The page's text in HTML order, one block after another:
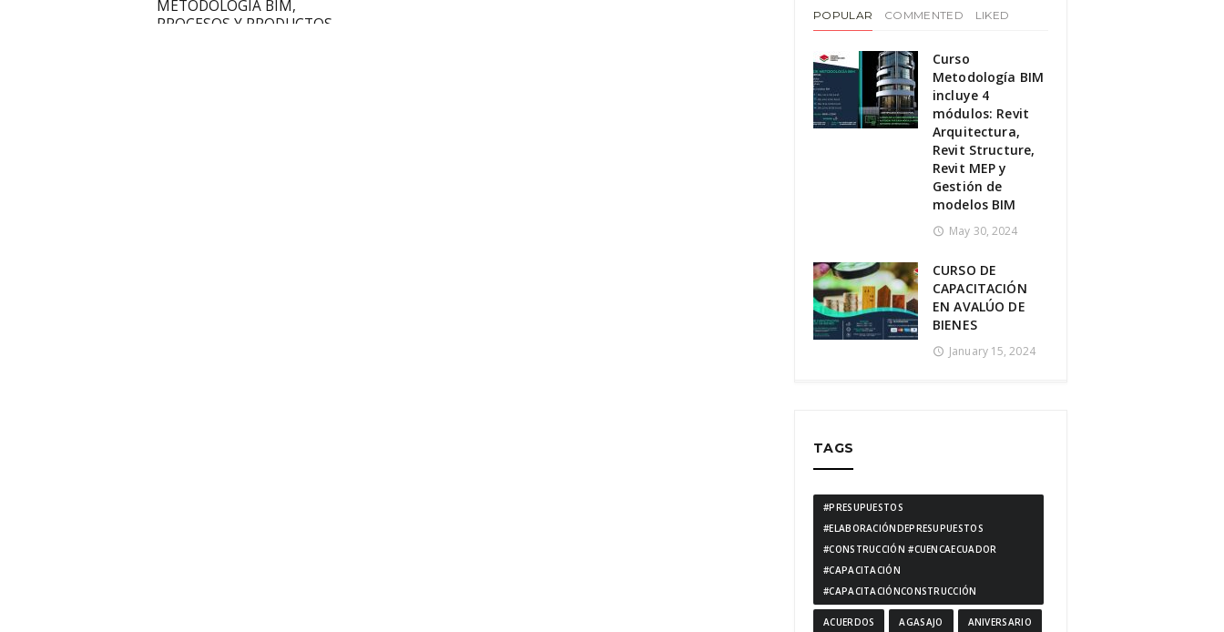
METODOLOGÍA BIM,
PROCESOS Y PRODUCTOS
POPULAR COMMENTED LIKED
Curso
Metodología BIM
incluye 4
módulos: Revit
Arquitectura,
Revit Structure,
Revit MEP y
Gestión de
modelos BIM
May 30, 2024
CURSO DE
CAPACITACIÓN
EN AVALÚO DE
BIENES
January 15, 2024
TAGS
#PRESUPUESTOS
#ELABORACIÓNDEPRESUPUESTOS
#CONSTRUCCIÓN #CUENCAECUADOR
#CAPACITACIÓN
#CAPACITACIÓNCONSTRUCCIÓN
ACUERDOS AGASAJO ANIVERSARIO